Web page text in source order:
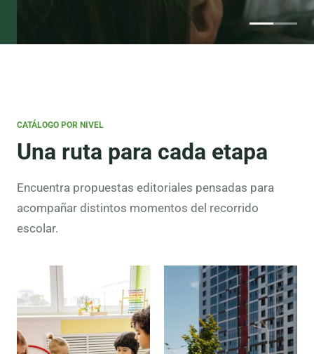
CATÁLOGO POR NIVEL
Una ruta para cada etapa
Encuentra propuestas editoriales pensadas para
acompañar distintos momentos del recorrido
escolar.
Preescolar
Lectura
inicial,